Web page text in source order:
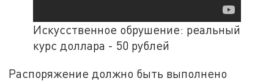
Искусственное обрушение: реальный
курс доллара - 50 рублей
Распоряжение должно быть выполнено